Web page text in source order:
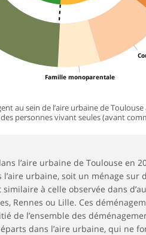
Famille monoparentale
au sein de l’aire urbaine de Toulouse
personnes vivant seules (avant
l’aire urbaine de Toulouse en
urbaine, soit un ménage sur
à celle observée dans
Rennes ou Lille. Ces
de l’ensemble des
dans l’aire urbaine, qui ne